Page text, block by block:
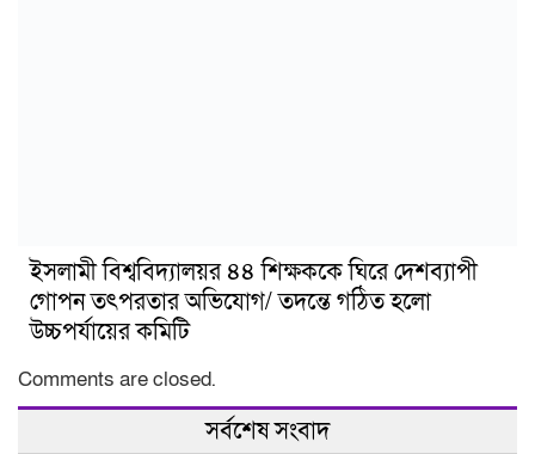
ইসলামী বিশ্ববিদ্যালয়র ৪৪ শিক্ষককে ঘিরে দেশব্যাপী
গোপন তৎপরতার অভিযোগ/ তদন্তে গঠিত হলো
উচ্চপর্যায়ের কমিটি
Comments are closed.
সর্বশেষ সংবাদ